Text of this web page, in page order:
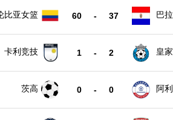
比亚女篮 60 - 37 巴
卡利竞技 1 - 2 皇
茨高 0 - 0 阿